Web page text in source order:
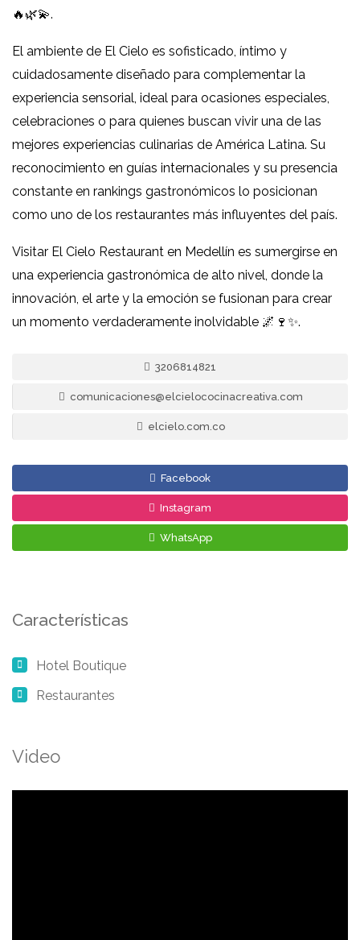
🔥🌿💫.
El ambiente de El Cielo es sofisticado, íntimo y
cuidadosamente diseñado para complementar la
experiencia sensorial, ideal para ocasiones especiales,
celebraciones o para quienes buscan vivir una de las
mejores experiencias culinarias de América Latina. Su
reconocimiento en guías internacionales y su presencia
constante en rankings gastronómicos lo posicionan
como uno de los restaurantes más influyentes del país.
Visitar El Cielo Restaurant en Medellín es sumergirse en
una experiencia gastronómica de alto nivel, donde la
innovación, el arte y la emoción se fusionan para crear
un momento verdaderamente inolvidable 🌌🍷✨.
3206814821
comunicaciones@elcielococinacreativa.com
elcielo.com.co
Facebook
Instagram
WhatsApp
Características
Hotel Boutique
Restaurantes
Video